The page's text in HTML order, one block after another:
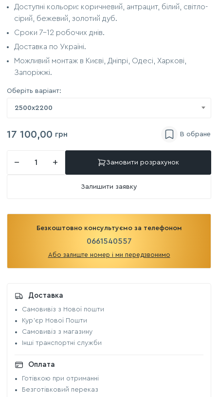
Доступні кольори: коричневий, антрацит, білий, світло-
сірий, бежевий, золотий дуб.
Сроки 7-12 робочих днів.
Доставка по Україні.
Можливий монтаж в Києві, Дніпрі, Одесі, Харкові,
Запоріжжі.
Оберіть варіант:
2500х2200
17 100,00 грн
− + Замовити розрахунок
Залишити заявку
Безкоштовно консультуємо за телефоном
0661540557
Або залиште номер і ми передзвонимо
Доставка
Самовивіз з Нової пошти
Кур'єр Нової Пошти
Самовивіз з магазину
Інші транспортні служби
Оплата
Готівкою при отриманні
Безготівковий переказ